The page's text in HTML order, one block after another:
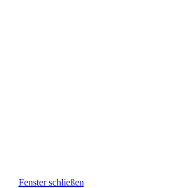
Fenster schließen